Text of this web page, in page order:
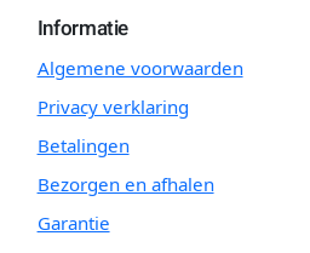
Informatie
Algemene voorwaarden
Privacy verklaring
Betalingen
Bezorgen en afhalen
Garantie